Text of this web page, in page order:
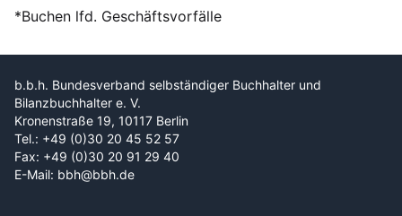
*Buchen lfd. Geschäftsvorfälle
b.b.h. Bundesverband selbständiger Buchhalter und
Bilanzbuchhalter e. V.
Kronenstraße 19, 10117 Berlin
Tel.: +49 (0)30 20 45 52 57
Fax: +49 (0)30 20 91 29 40
E-Mail: bbh@bbh.de